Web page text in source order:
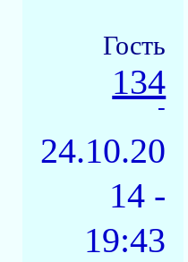
Гость
134
-
24.10.20
14 -
19:43